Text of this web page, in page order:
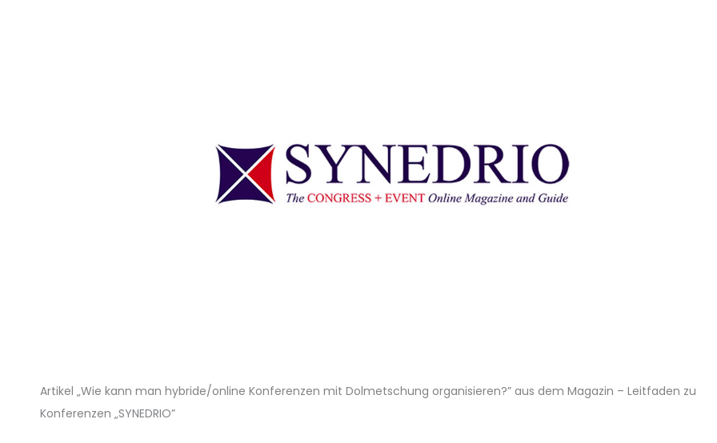
Artikel „Wie kann man hybride/online Konferenzen mit Dolmetschung organisieren?” aus dem Magazin – Leitfaden zu
Konferenzen „SYNEDRIO”